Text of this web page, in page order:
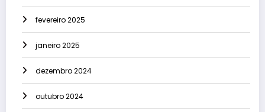
fevereiro 2025
janeiro 2025
dezembro 2024
outubro 2024